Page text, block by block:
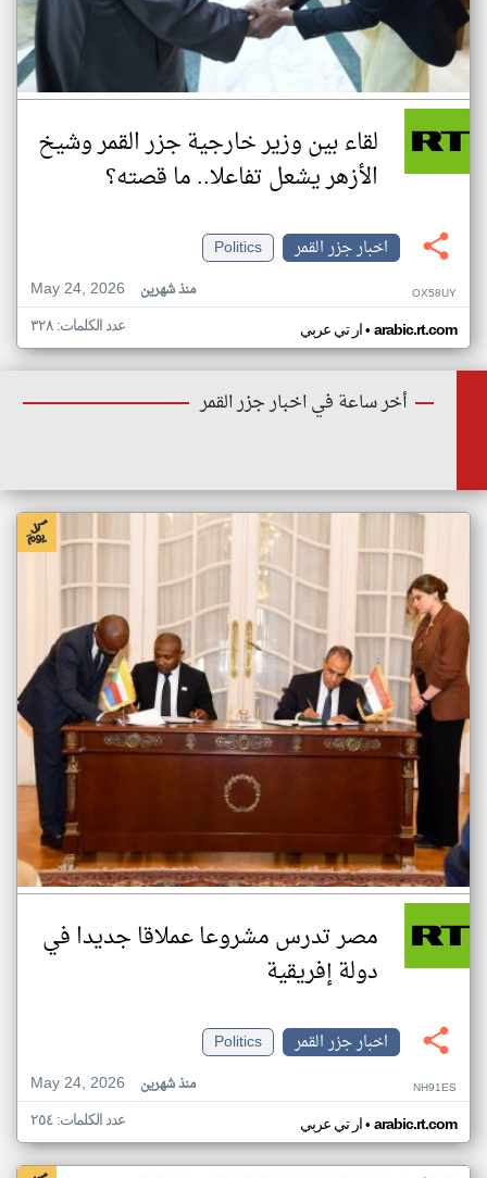
لقاء بين وزير خارجية جزر القمر وشيخ
الأزهر يشعل تفاعلا.. ما قصته؟
اخبار جزر القمر
Politics
May 24, 2026
منذ شهرين OX58UY
ار تي عربي• arabic.rt.com عدد الكلمات: ٣٢٨
أخر ساعة في اخبار جزر القمر
مصر تدرس مشروعا عملاقا جديدا في
دولة إفريقية
اخبار جزر القمر
Politics
May 24, 2026
منذ شهرين NH91ES
ار تي عربي• arabic.rt.com عدد الكلمات: ٢٥٤